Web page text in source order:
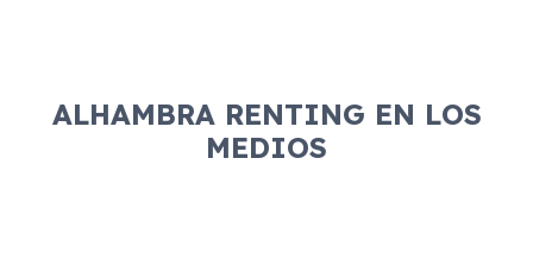
ALHAMBRA RENTING EN LOS
MEDIOS